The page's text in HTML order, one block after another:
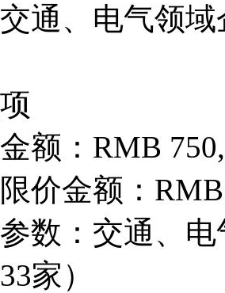
通、电气领
额：RMB
价金额：RMB
数：交通、
家）